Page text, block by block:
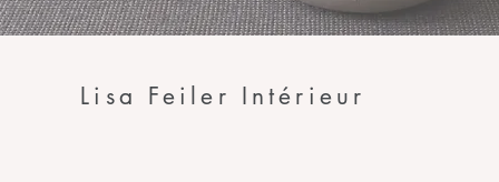
Lisa Feiler Intérieur